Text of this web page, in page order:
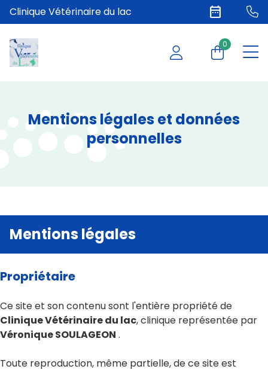
Clinique Vétérinaire du lac date_range
0
Mentions légales et données
personnelles
Mentions légales
Propriétaire
Ce site et son contenu sont l'entière propriété de
Clinique Vétérinaire du lac, clinique représentée par
Véronique SOULAGEON .
Toute reproduction, même partielle, de ce site est